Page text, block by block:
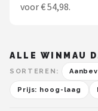
voor € 54,98.
ALLE WINMAU
SORTEREN:
Prijs: hoog-laag